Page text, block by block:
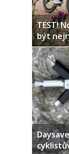
TEST!
být